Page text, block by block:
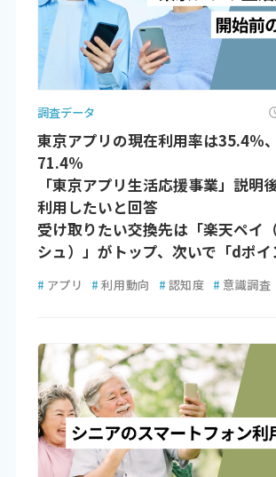
調査データ
東京アプリの現在利用率は35.4％
71.4％
「東京アプリ生活応援事業」説明
利用したいと回答
受け取りたい交換先は「楽天ペイ
シュ）」がトップ、次いで「dポイ
# アプリ # 利用動向 # 認知度 # 意識調査